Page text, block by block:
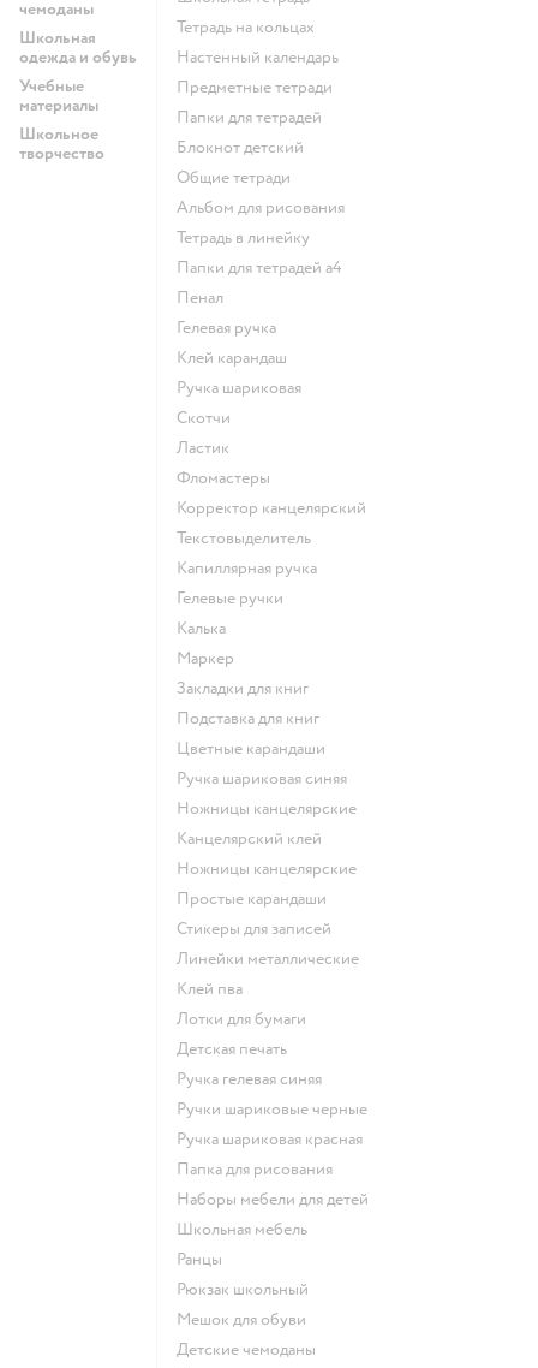
чемоданы
Школьная
одежда и обувь
Учебные
материалы
Школьное
творчество
Тетрадь на кольцах
Настенный календарь
Предметные тетради
Папки для тетрадей
Блокнот детский
Общие тетради
Альбом для рисования
Тетрадь в линейку
Папки для тетрадей а4
Пенал
Гелевая ручка
Клей карандаш
Ручка шариковая
Скотчи
Ластик
Фломастеры
Корректор канцелярский
Текстовыделитель
Капиллярная ручка
Гелевые ручки
Калька
Маркер
Закладки для книг
Подставка для книг
Цветные карандаши
Ручка шариковая синяя
Ножницы канцелярские
Канцелярский клей
Ножницы канцелярские
Простые карандаши
Стикеры для записей
Линейки металлические
Клей пва
Лотки для бумаги
Детская печать
Ручка гелевая синяя
Ручки шариковые черные
Ручка шариковая красная
Папка для рисования
Наборы мебели для детей
Школьная мебель
Ранцы
Рюкзак школьный
Мешок для обуви
Детские чемоданы